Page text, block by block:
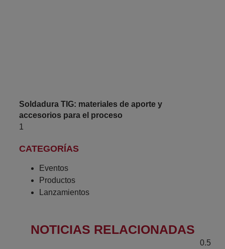
Soldadura TIG: materiales de aporte y
accesorios para el proceso
CATEGORÍAS
Eventos
Productos
Lanzamientos
NOTICIAS RELACIONADAS